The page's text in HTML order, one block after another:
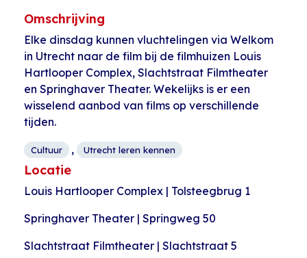
Omschrijving
Elke dinsdag kunnen vluchtelingen via Welkom
in Utrecht naar de film bij de filmhuizen Louis
Hartlooper Complex, Slachtstraat Filmtheater
en Springhaver Theater. Wekelijks is er een
wisselend aanbod van films op verschillende
tijden.
Cultuur , Utrecht leren kennen
Locatie
Louis Hartlooper Complex | Tolsteegbrug 1
Springhaver Theater | Springweg 50
Slachtstraat Filmtheater | Slachtstraat 5